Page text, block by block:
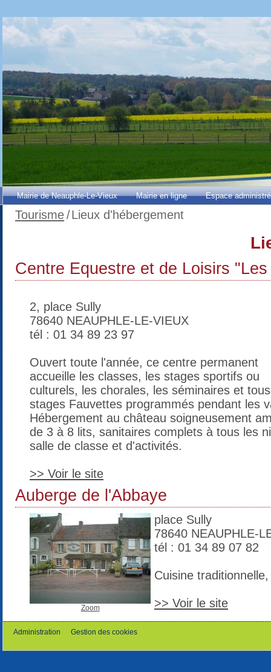
Mairie de Neauphle-Le-Vieux Mairie en ligne Espace
Tourisme/Lieux d'hébergement
Centre Equestre et de Loisirs
2, place Sully
78640 NEAUPHLE-LE-VIEUX
tél : 01 34 89 23 97
Ouvert toute l'année, ce centre permanent
accueille les classes, les stages sportifs ou
culturels, les chorales, les séminaires et
stages Fauvettes programmés pendant les
Hébergement au château soigneusement
de 3 à 8 lits, sanitaires complets à tous les
salle de classe et d'activités.
>> Voir le site
Auberge de l'Abbaye
Zoom
place Sully
78640 NEAUPHLE-
tél : 01 34 89 07 82
Cuisine
>> Voir le site
Administration Gestion des cookies